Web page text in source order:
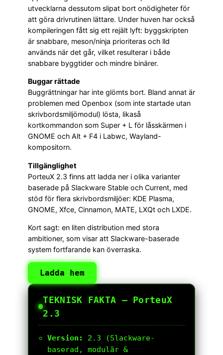
utvecklarna dessutom slipat bort onödigheter för
att göra drivrutinen lättare. Under huven har också
kompileringen fått sig ett rejält lyft: byggskripten
är snabbare, meson/ninja prioriteras och lld
används när det går, vilket resulterar i både
snabbare byggtider och mindre binärer.
Buggar rättade
Buggrättningar har inte glömts bort. Bland annat är
problemen med Openbox (som inte startade utan
skrivbordsmiljömodul) lösta, likaså
kortkommandon som Super + L för låsskärmen i
GNOME och Alt + F4 i Labwc, Wayland-
kompositorn.
Tillgänglighet
PorteuX 2.3 finns att ladda ner i olika varianter
baserade på Slackware Stable och Current, med
stöd för flera skrivbordsmiljöer: KDE Plasma,
GNOME, Xfce, Cinnamon, MATE, LXQt och LXDE.
Kort sagt: en liten distribution med stora
ambitioner, som visar att Slackware-baserade
system fortfarande kan överraska.
Ladda hem
TEKNISK FAKTA — PorteuX
2.3
Version:
2.3 (Slackware-
baserad, modulär &